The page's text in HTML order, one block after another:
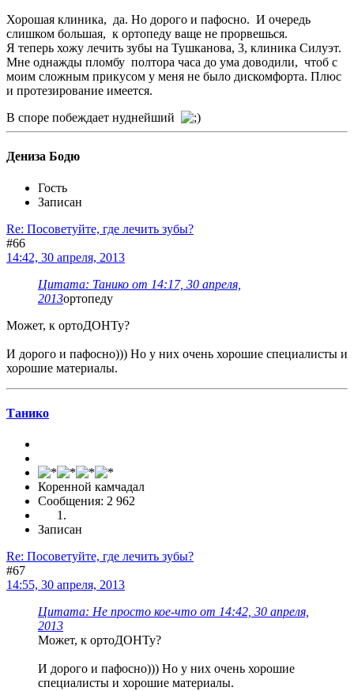
Хорошая клиника, да. Но дорого и пафосно. И очередь
слишком большая, к ортопеду ваще не прорвешься.
Я теперь хожу лечить зубы на Тушканова, 3, клиника Силуэт.
Мне однажды пломбу полтора часа до ума доводили, чтоб с
моим сложным прикусом у меня не было дискомфорта. Плюс
и протезирование имеется.
В споре побеждает нуднейший
Дениза Бодю
Гость
Записан
Re: Посоветуйте, где лечить зубы?
#66
14:42, 30 апреля, 2013
Цитата: Танико от 14:17, 30 апреля,
2013ортопеду
Может, к ортоДОНТу?
И дорого и пафосно))) Но у них очень хорошие специалисты и
хорошие материалы.
Танико
Коренной камчадал
Сообщения: 2 962
Записан
Re: Посоветуйте, где лечить зубы?
#67
14:55, 30 апреля, 2013
Цитата: Не просто кое-что от 14:42, 30 апреля,
2013
Может, к ортоДОНТу?
И дорого и пафосно))) Но у них очень хорошие
специалисты и хорошие материалы.